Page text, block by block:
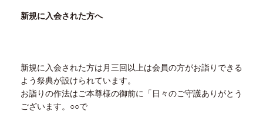
新規に入会された方へ
新規に入会された方は月三回以上は会員の方がお詣りできる
よう祭典が設けられています。
お詣りの作法はご本尊様の御前に「日々のご守護ありがとう
ございます。 ○○で